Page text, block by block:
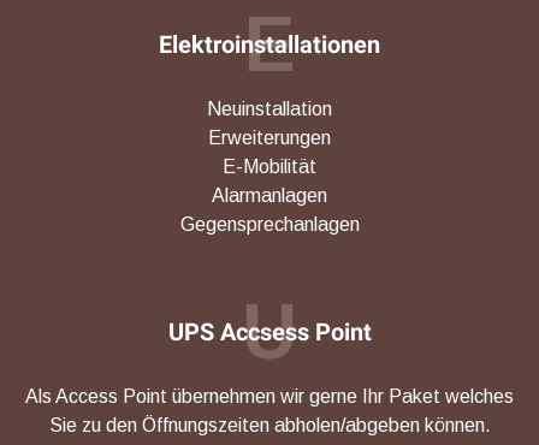
Elektroinstallationen
E
Neuinstallation
Erweiterungen
E-Mobilität
Alarmanlagen
Gegensprechanlagen
UPS Accsess Point
U
Als Access Point übernehmen wir gerne Ihr Paket welches
Sie zu den Öffnungszeiten abholen/abgeben können.